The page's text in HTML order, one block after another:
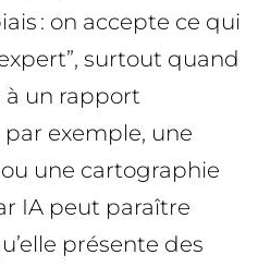
: on accepte ce qui
surtout quand
à un rapport
par exemple, une
une cartographie
IA peut paraître
présente des